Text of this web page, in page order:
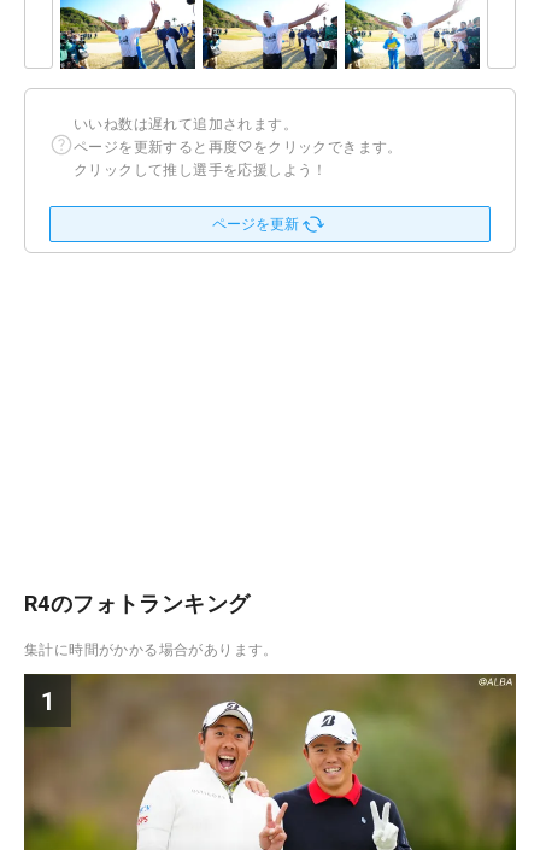
いいね数は遅れて追加されます。
ページを更新すると再度♡をクリックできます。
クリックして推し選手を応援しよう！
ページを更新
R4のフォトランキング
集計に時間がかかる場合があります。
1